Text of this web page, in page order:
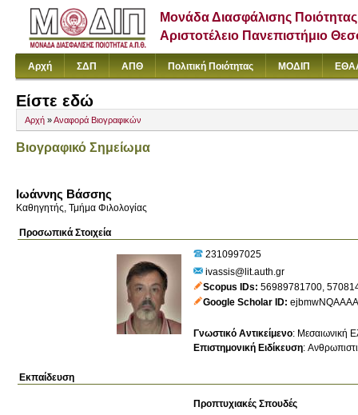
Μονάδα Διασφάλισης Ποιότητας
Αριστοτέλειο Πανεπιστήμιο
Αρχή ΣΔΠ ΑΠΘ Πολιτική Ποιότητας ΜΟΔΙΠ
Είστε εδώ
Αρχή »Αναφορά Βιογραφικών
Βιογραφικό Σημείωμα
Ιωάννης Βάσσης
Καθηγητής, Τμήμα Φιλολογίας
Προσωπικά Στοιχεία
2310997025
ivassis@lit.auth.gr
Scopus IDs 56989781700,
Google Scholar ID
Γνωστικό Αντικείμενο: Μεσαιωνική
Επιστημονική Ειδίκευση:
Εκπαίδευση
Προπτυχιακές Σπουδές